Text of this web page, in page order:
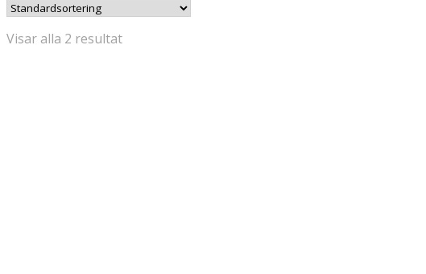
Visar alla 2 resultat